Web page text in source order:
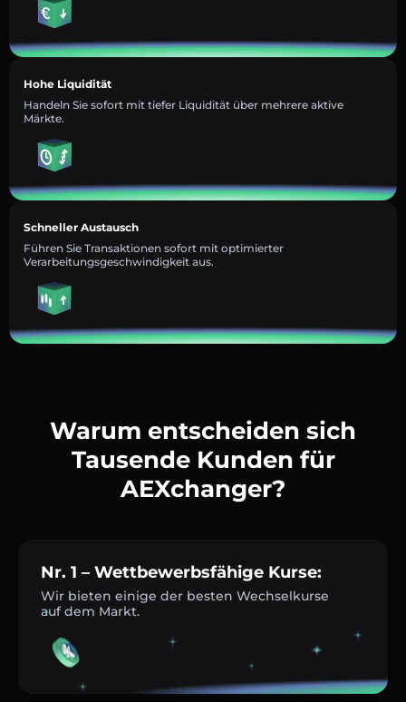
Hohe Liquidität
Handeln Sie sofort mit tiefer Liquidität über mehrere aktive
Märkte.
Schneller Austausch
Führen Sie Transaktionen sofort mit optimierter
Verarbeitungsgeschwindigkeit aus.
Warum entscheiden sich
Tausende Kunden für
AEXchanger?
Nr. 1 – Wettbewerbsfähige Kurse:
Wir bieten einige der besten Wechselkurse
auf dem Markt.